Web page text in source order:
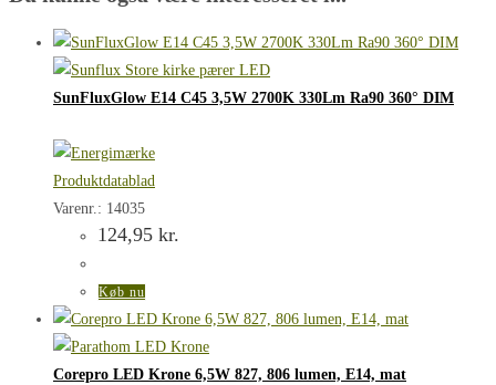
SunFluxGlow E14 C45 3,5W 2700K 330Lm Ra90 360° DIM
Produktdatablad
Varenr.: 14035
124,95 kr.
Køb nu
Corepro LED Krone 6,5W 827, 806 lumen, E14, mat